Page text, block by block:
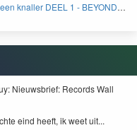
knaller DEEL 1 - BEYOND
Nieuwsbrief: Records Wall
eind heeft, ik weet uit...